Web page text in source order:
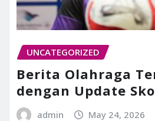
UNCATEGORIZED
Berita Olahraga
dengan Update
admin May 24, 2026